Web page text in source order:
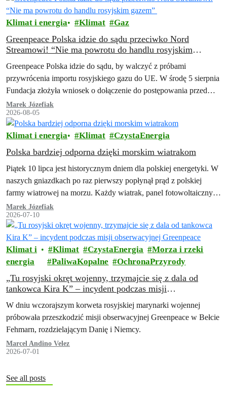
Klimat i energia Klimat Gaz
Greenpeace Polska idzie do sądu przeciwko Nord
Streamowi! “Nie ma powrotu do handlu rosyjskim
Greenpeace Polska idzie do sądu, by walczyć z próbami
przywrócenia importu rosyjskiego gazu do UE. W środę 5 sierpnia
Fundacja złożyła wniosek o dołączenie do postępowania przed
Trybunałem Sprawiedliwości Unii…
Marek Józefiak
2026-08-05
Klimat i energia Klimat CzystaEnergia
Polska bardziej odporna dzięki morskim wiatrakom
Piątek 10 lipca jest historycznym dniem dla polskiej energetyki. W
naszych gniazdkach po raz pierwszy popłynął prąd z polskiej
farmy wiatrowej na morzu. Każdy wiatrak, panel fotowoltaiczny i
magazyn energii…
Marek Józefiak
2026-07-10
Klimat i
energia
Klimat CzystaEnergia
Morza i rzeki
PaliwaKopalne
OchronaPrzyrody
„Tu rosyjski okręt wojenny, trzymajcie się z dala od
tankowca Kira K” – incydent podczas misji
W dniu wczorajszym korweta rosyjskiej marynarki wojennej
próbowała przeszkodzić misji obserwacyjnej Greenpeace w Bełcie
Fehmarn, rozdzielającym Danię i Niemcy.
Marcel Andino Velez
2026-07-01
See all posts